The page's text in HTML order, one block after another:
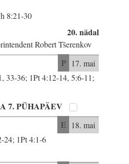
8:21-30
20. nädal
Robert Tšerenkov
P 17. mai
33-36; 1Pt 4:12-14, 5:6-11;
7. PÜHAPÄEV
E 18. mai
24; 1Pt 4:1-6